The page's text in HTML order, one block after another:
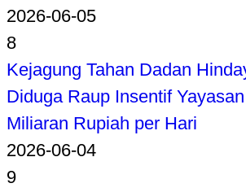
2026-06-05
8
Kejagung Tahan Dadan
Diduga Raup Insentif
Miliaran Rupiah per Hari
2026-06-04
9